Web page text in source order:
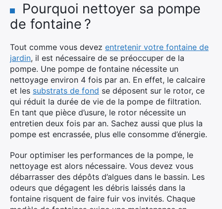
Pourquoi nettoyer sa pompe
de fontaine ?
Tout comme vous devez entretenir votre fontaine de
jardin, il est nécessaire de se préoccuper de la
pompe. Une pompe de fontaine nécessite un
nettoyage environ 4 fois par an. En effet, le calcaire
et les substrats de fond se déposent sur le rotor, ce
qui réduit la durée de vie de la pompe de filtration.
En tant que pièce d’usure, le rotor nécessite un
entretien deux fois par an. Sachez aussi que plus la
pompe est encrassée, plus elle consomme d’énergie.
Pour optimiser les performances de la pompe, le
nettoyage est alors nécessaire. Vous devez vous
débarrasser des dépôts d’algues dans le bassin. Les
odeurs que dégagent les débris laissés dans la
fontaine risquent de faire fuir vos invités. Chaque